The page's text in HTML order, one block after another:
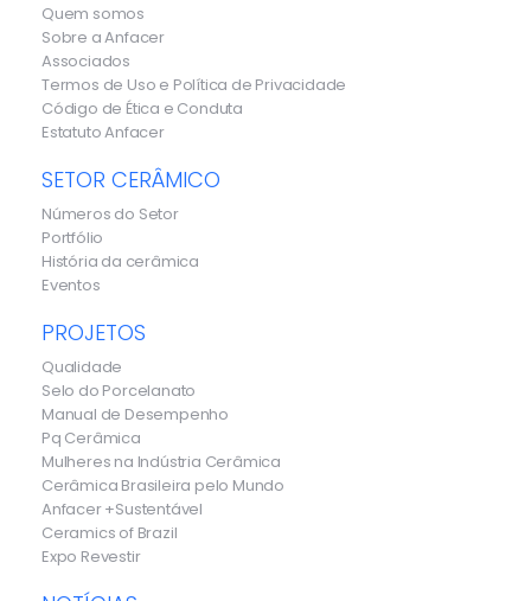
Quem somos
Sobre a Anfacer
Associados
Termos de Uso e Política de Privacidade
Código de Ética e Conduta
Estatuto Anfacer
SETOR CERÂMICO
Números do Setor
Portfólio
História da cerâmica
Eventos
PROJETOS
Qualidade
Selo do Porcelanato
Manual de Desempenho
Pq Cerâmica
Mulheres na Indústria Cerâmica
Cerâmica Brasileira pelo Mundo
Anfacer +Sustentável
Ceramics of Brazil
Expo Revestir